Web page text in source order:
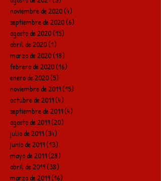
noviembre de 2020(4)
septiembre de 2020(6)
agosto de 2020(15)
abril de 2020(1)
marzo de 2020(18)
febrero de 2020(16)
enero de 2020(5)
noviembre de 2019(15)
octubre de 2019(4)
septiembre de 2019(4)
agosto de 2019(20)
julio de 2019(34)
junio de 2019(13)
mayo de 2019(28)
abril de 2019(38)
marzo de 2019(16)